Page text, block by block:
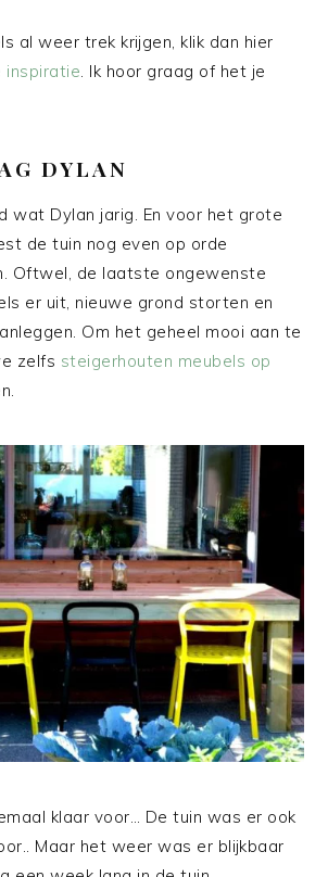
al weer trek krijgen, klik dan hier
inspiratie. Ik hoor graag of het je
DYLAN
wat Dylan jarig. En voor het grote
de tuin nog even op orde
Oftwel, de laatste ongewenste
er uit, nieuwe grond storten en
Om het geheel mooi aan te
zelfs steigerhouten meubels op
klaar voor… De tuin was er ook
Maar het weer was er blijkbaar